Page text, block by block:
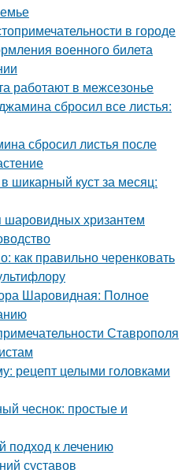
в городе
военного билета
работают в межсезонье
сбросил все листья:
сбросил листья после
шикарный куст за месяц:
хризантем
как правильно черенковать
Шаровидная: Полное
Ставрополя
рецепт целыми головками
чеснок: простые и
подход к лечению
суставов